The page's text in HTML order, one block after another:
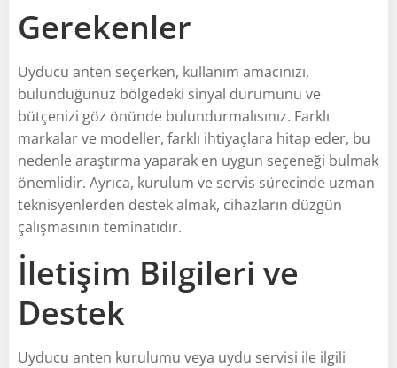
Gerekenler
Uyducu anten seçerken, kullanım amacınızı,
bulunduğunuz bölgedeki sinyal durumunu ve
bütçenizi göz önünde bulundurmalısınız. Farklı
markalar ve modeller, farklı ihtiyaçlara hitap eder, bu
nedenle araştırma yaparak en uygun seçeneği bulmak
önemlidir. Ayrıca, kurulum ve servis sürecinde uzman
teknisyenlerden destek almak, cihazların düzgün
çalışmasının teminatıdır.
İletişim Bilgileri ve
Destek
Uyducu anten kurulumu veya uydu servisi ile ilgili